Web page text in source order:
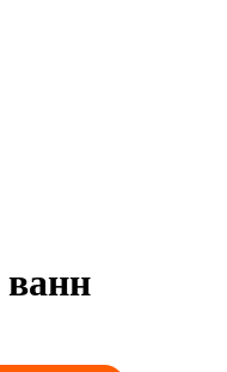
ванн